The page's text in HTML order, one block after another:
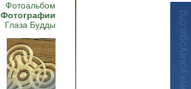
Фотоальбом
Фотографии
Глаза Будды